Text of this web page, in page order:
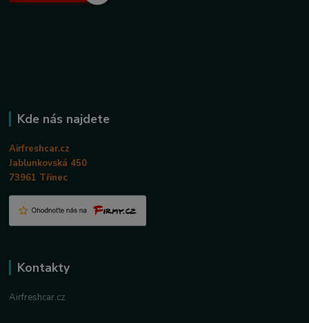
Kde nás najdete
Airfreshcar.cz
Jablunkovská 450
73961 Třinec
Kontakty
Airfreshcar.cz